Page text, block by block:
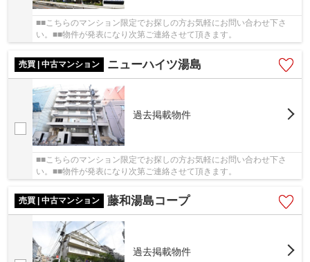
■■こちらのマンション限定でお探しの方お気軽にお問い合わせ下さ
い。■■物件が発表になり次第ご連絡させて頂きます。
売買 | 中古マンション ニューハイツ湯島
過去掲載物件
■■こちらのマンション限定でお探しの方お気軽にお問い合わせ下さ
い。■■物件が発表になり次第ご連絡させて頂きます。
売買 | 中古マンション 藤和湯島コープ
過去掲載物件